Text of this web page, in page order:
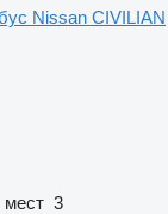
Nissan CIVILIAN
мест 3